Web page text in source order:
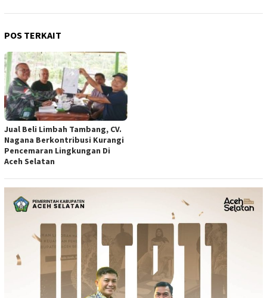
POS TERKAIT
Jual Beli Limbah Tambang, CV.
Nagana Berkontribusi Kurangi
Pencemaran Lingkungan Di
Aceh Selatan